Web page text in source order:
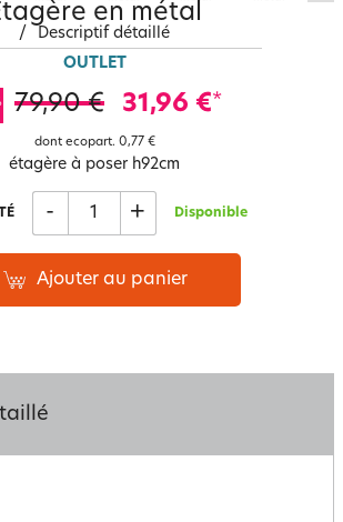
en métal
/
Descriptif détaillé
OUTLET
79,90 € 31,96 €*
dont ecopart. 0,77 €
étagère à poser h92cm
- + Disponible
Ajouter au panier